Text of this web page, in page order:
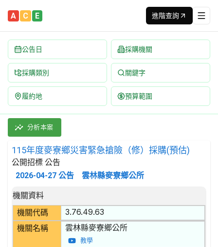
A C E 進階查詢
公告日 採購機關
採購類別 關鍵字
履約地 預算範圍
115年度麥寮鄉災害緊急搶險（修）採購(預估) 招標公告 | 案
採購類別：勞務類 土木工程施工服務 | 招標方式：公開招
分析本案
115年度麥寮鄉災害緊急搶險（修）採購(預估)
公開招標 公告
2026-04-27 公告 雲林縣麥寮鄉公所
招標公告詳細內容
機關資料
機關代碼
3.76.49.63
機關名稱 雲林縣麥寮鄉公所
教學